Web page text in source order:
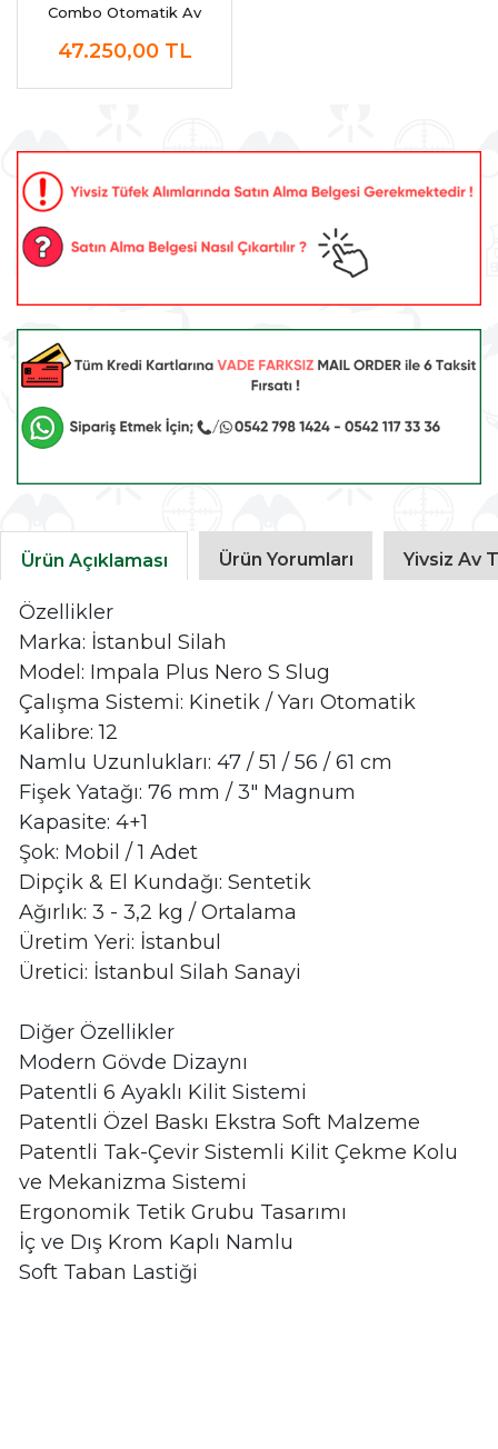
Combo Otomatik Av
47.250,00 TL
Ürün Açıklaması Ürün Yorumları Yivsiz Av
Özellikler
Marka: İstanbul Silah
Model: Impala Plus Nero S Slug
Çalışma Sistemi: Kinetik / Yarı Otomatik
Kalibre: 12
Namlu Uzunlukları: 47 / 51 / 56 / 61 cm
Fişek Yatağı: 76 mm / 3" Magnum
Kapasite: 4+1
Şok: Mobil / 1 Adet
Dipçik & El Kundağı: Sentetik
Ağırlık: 3 - 3,2 kg / Ortalama
Üretim Yeri: İstanbul
Üretici: İstanbul Silah Sanayi
Diğer Özellikler
Modern Gövde Dizaynı
Patentli 6 Ayaklı Kilit Sistemi
Patentli Özel Baskı Ekstra Soft Malzeme
Patentli Tak-Çevir Sistemli Kilit Çekme Kolu
ve Mekanizma Sistemi
Ergonomik Tetik Grubu Tasarımı
İç ve Dış Krom Kaplı Namlu
Soft Taban Lastiği